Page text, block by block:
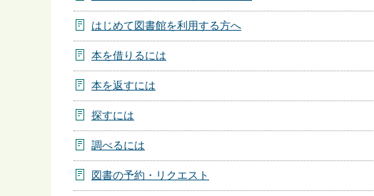
はじめて図書館を利用する方へ
本を借りるには
本を返すには
探すには
調べるには
図書の予約・リクエスト